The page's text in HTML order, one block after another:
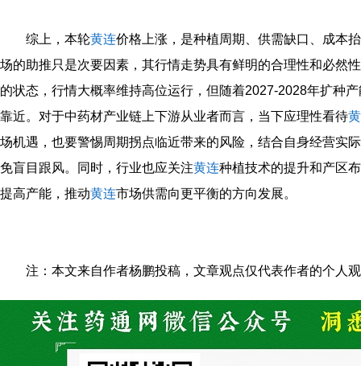
综上，本轮黄连价格上涨，是种植周期、供需缺口、成本
场的助推只是次要因素，其行情走势具有鲜明的合理性和必然
的状态，行情大概率维持高位运行，但随着2027-2028年扩种
靠近。对于中药材产业链上下游从业者而言，当下应理性看待
场机遇，也要警惕周期拐点临近带来的风险，结合自身经营实
免盲目跟风。同时，行业也应关注黄连种植技术的提升和产区
提高产能，推动黄连市场供需向更平衡的方向发展。
注：本文来自作者杨鹏投稿，文章观点仅代表作者的个人